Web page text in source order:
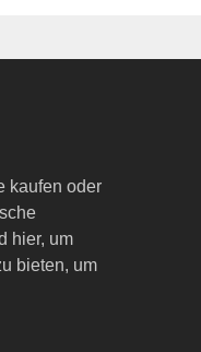
kaufen oder
hier, um
bieten, um